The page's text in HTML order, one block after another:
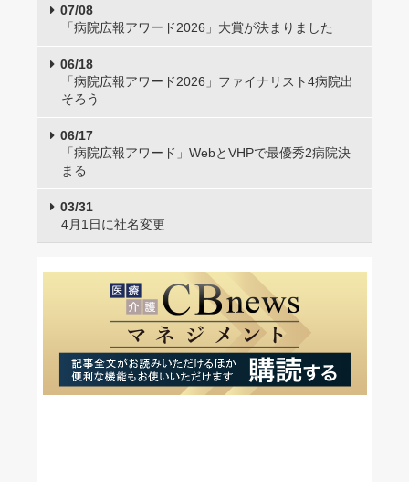
07/08
「病院広報アワード2026」大賞が決まりました
06/18
「病院広報アワード2026」ファイナリスト4病院出
そろう
06/17
「病院広報アワード」WebとVHPで最優秀2病院決
まる
03/31
4月1日に社名変更